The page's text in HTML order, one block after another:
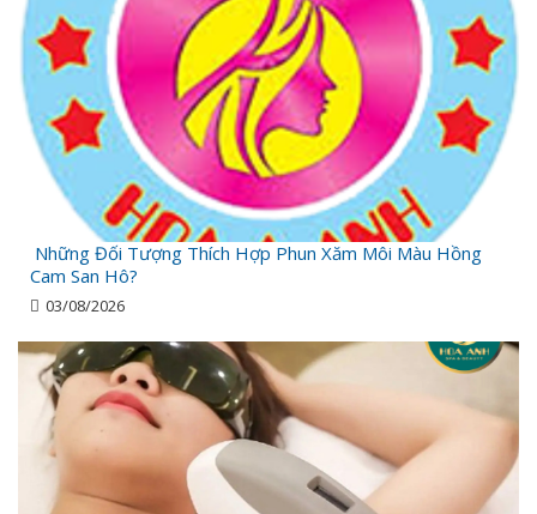
Những Đối Tượng Thích Hợp Phun Xăm Môi Màu Hồng
Cam San Hô?
03/08/2026